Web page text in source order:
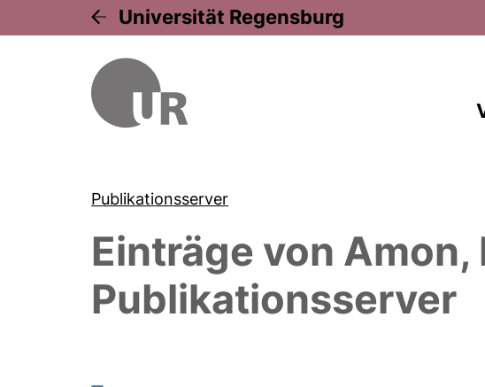
Universität Regensburg
Publikationsserver
Einträge von Amon,
Publikationsserver